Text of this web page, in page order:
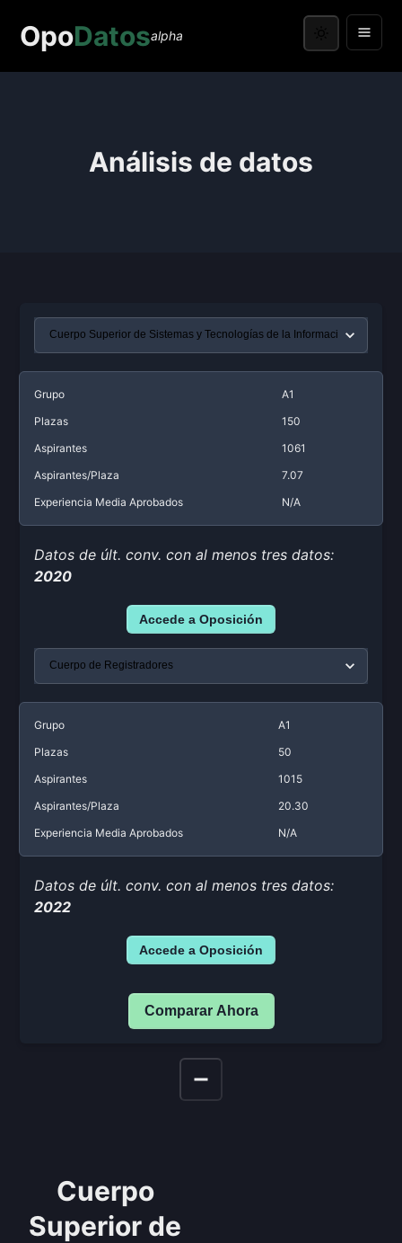
OpoDatosalpha
Análisis de datos
Grupo
A1
Plazas
150
Aspirantes
1061
Aspirantes/Plaza
7.07
Experiencia Media Aprobados
N/A
Datos de últ. conv. con al menos tres datos:
2020
Accede a Oposición
Grupo
A1
Plazas
50
Aspirantes
1015
Aspirantes/Plaza
20.30
Experiencia Media Aprobados
N/A
Datos de últ. conv. con al menos tres datos:
2022
Accede a Oposición
Comparar Ahora
Cuerpo
Superior de